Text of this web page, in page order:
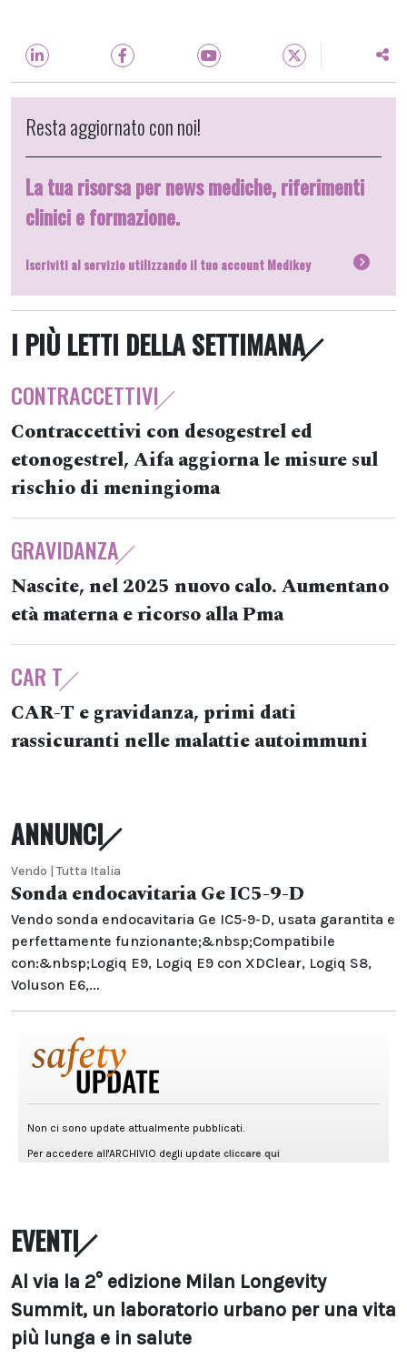
Resta aggiornato con noi!
La tua risorsa per news mediche, riferimenti
clinici e formazione.
Iscriviti al servizio utilizzando il tuo account Medikey
I PIÙ LETTI DELLA SETTIMANA
CONTRACCETTIVI
Contraccettivi con desogestrel ed
etonogestrel, Aifa aggiorna le misure sul
rischio di meningioma
GRAVIDANZA
Nascite, nel 2025 nuovo calo. Aumentano
età materna e ricorso alla Pma
CAR T
CAR-T e gravidanza, primi dati
rassicuranti nelle malattie autoimmuni
ANNUNCI
Vendo | Tutta Italia
Sonda endocavitaria Ge IC5-9-D
Vendo sonda endocavitaria Ge IC5-9-D, usata garantita e
perfettamente funzionante;&nbsp;Compatibile
con:&nbsp;Logiq E9, Logiq E9 con XDClear, Logiq S8,
Voluson E6,...
EVENTI
Al via la 2° edizione Milan Longevity
Summit, un laboratorio urbano per una vita
più lunga e in salute